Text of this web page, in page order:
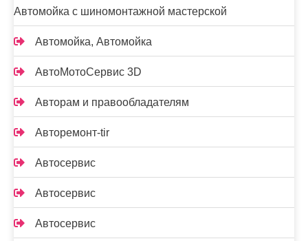
Автомойка с шиномонтажной мастерской
Автомойка, Автомойка
АвтоМотоСервис 3D
Авторам и правообладателям
Авторемонт-tir
Автосервис
Автосервис
Автосервис